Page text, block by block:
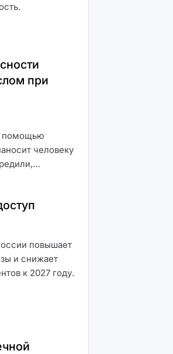
при
помощью
человеку
повышает
и снижает
к 2027 году.